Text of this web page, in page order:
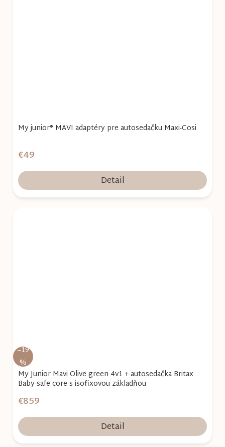
My junior® MAVI adaptéry pre autosedačku Maxi-Cosi
€49
Detail
–19
%
My Junior Mavi Olive green 4v1 + autosedačka Britax
Baby-safe core s isofixovou základňou
€859
Detail